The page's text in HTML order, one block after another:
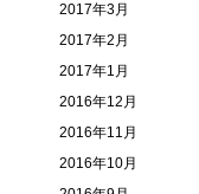
2017年3月
2017年2月
2017年1月
2016年12月
2016年11月
2016年10月